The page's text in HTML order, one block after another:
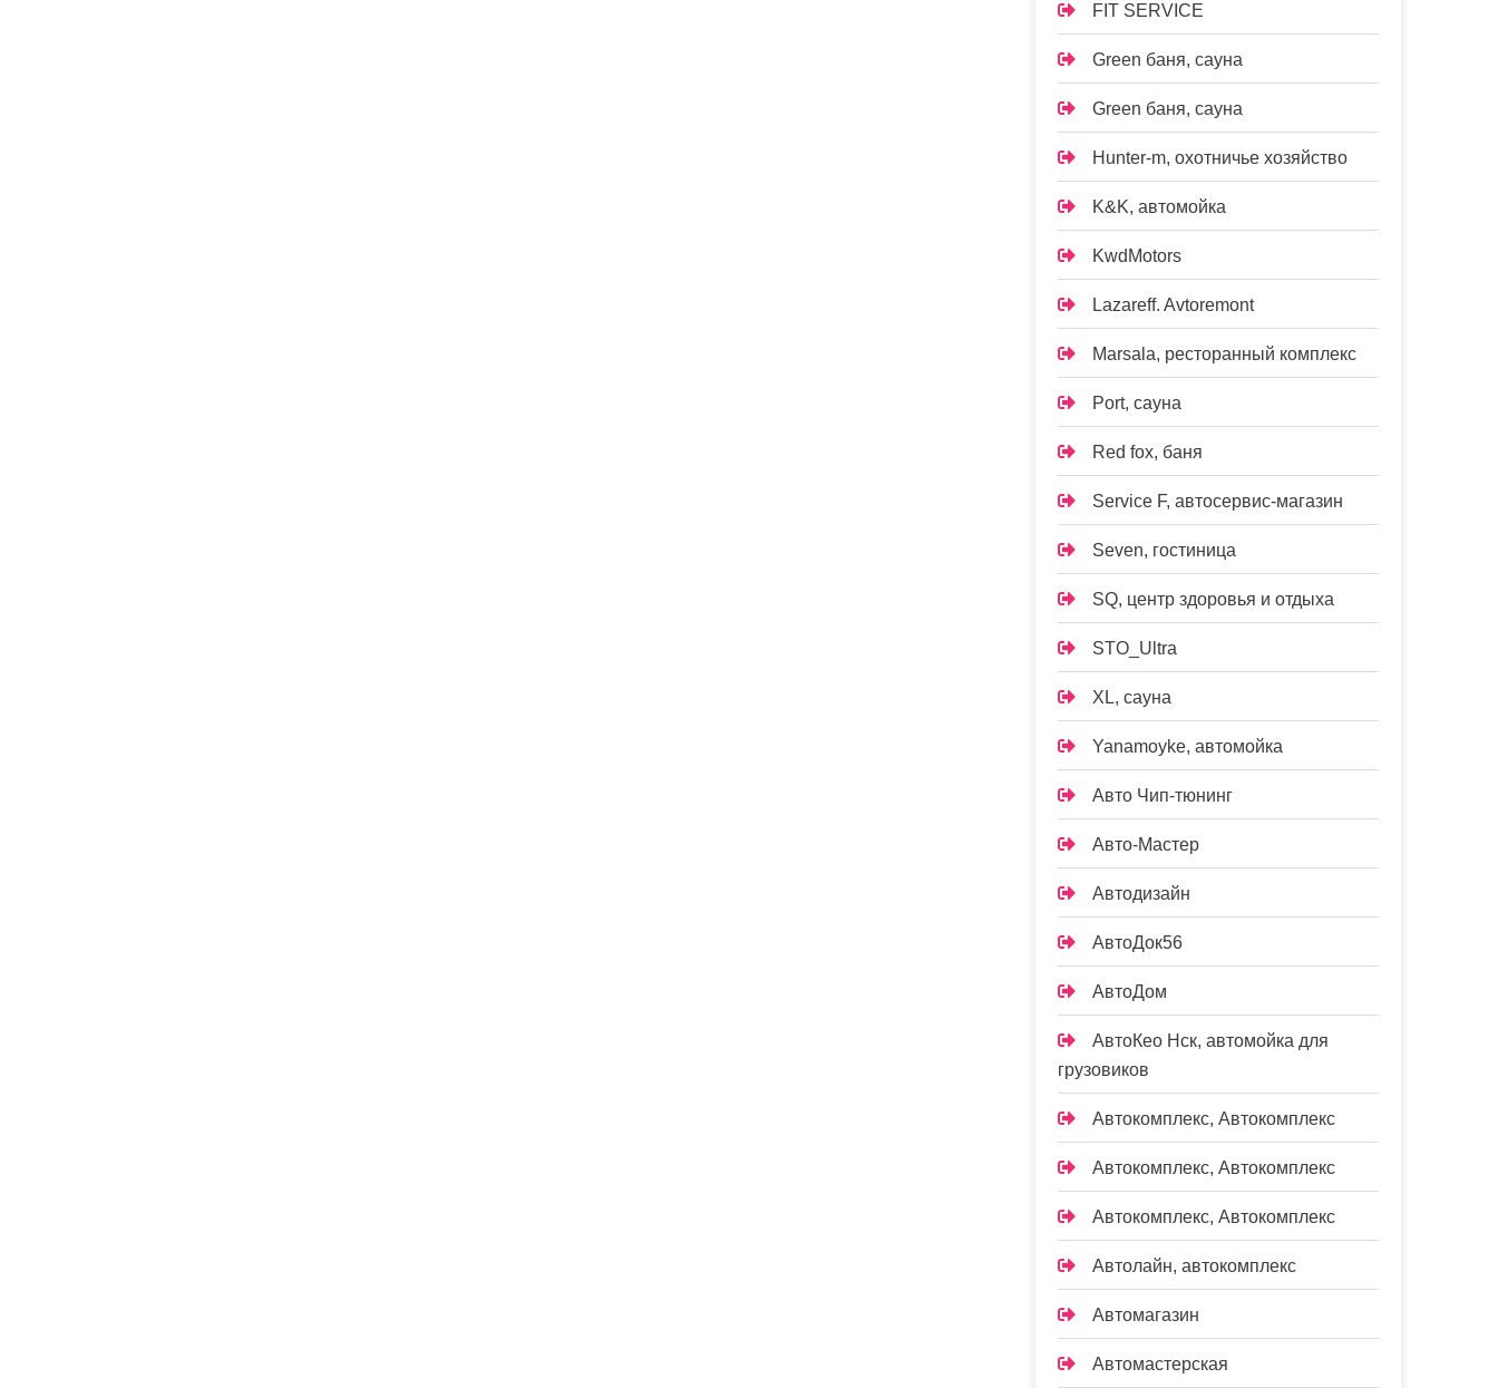
FIT SERVICE
Green баня, сауна
Green баня, сауна
Hunter-m, охотничье хозяйство
K&K, автомойка
KwdMotors
Lazareff. Avtoremont
Marsala, ресторанный комплекс
Port, сауна
Red fox, баня
Service F, автосервис-магазин
Seven, гостиница
SQ, центр здоровья и отдыха
STO_Ultra
XL, сауна
Yanamoyke, автомойка
Авто Чип-тюнинг
Авто-Мастер
Автодизайн
АвтоДок56
АвтоДом
АвтоКео Нск, автомойка для
грузовиков
Автокомплекс, Автокомплекс
Автокомплекс, Автокомплекс
Автокомплекс, Автокомплекс
Автолайн, автокомплекс
Автомагазин
Автомастерская